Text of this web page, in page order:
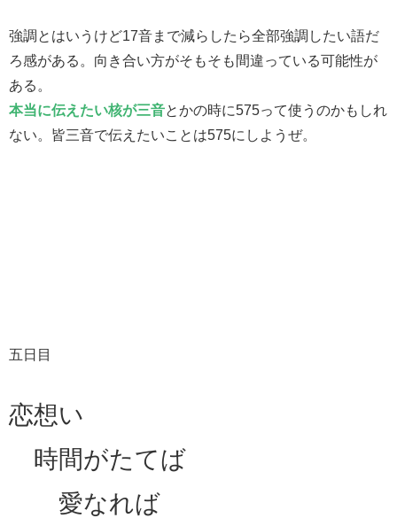
強調とはいうけど17音まで減らしたら全部強調したい語だ
ろ感がある。向き合い方がそもそも間違っている可能性が
ある。
本当に伝えたい核が三音とかの時に575って使うのかもしれ
ない。皆三音で伝えたいことは575にしようぜ。
五日目
恋想い
時間がたてば
愛なれば